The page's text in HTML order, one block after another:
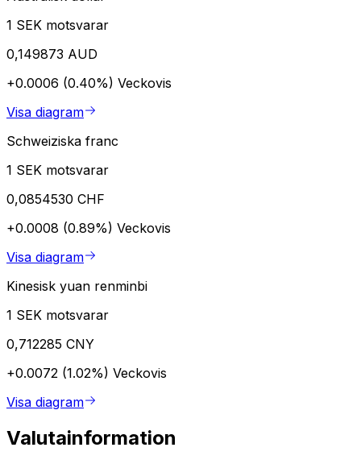
1 SEK motsvarar
0,149873 AUD
+0.0006 (0.40%) Veckovis
Visa diagram
Schweiziska franc
1 SEK motsvarar
0,0854530 CHF
+0.0008 (0.89%) Veckovis
Visa diagram
Kinesisk yuan renminbi
1 SEK motsvarar
0,712285 CNY
+0.0072 (1.02%) Veckovis
Visa diagram
Valutainformation